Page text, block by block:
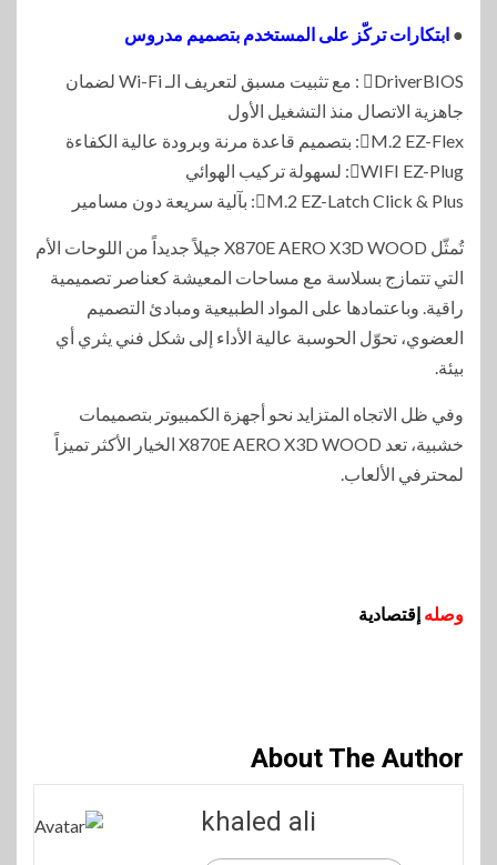
● ابتكارات تركّز على المستخدم بتصميم مدروس
DriverBIOS : مع تثبيت مسبق لتعريف الـ Wi-Fi لضمان
جاهزية الاتصال منذ التشغيل الأول
M.2 EZ-Flex: بتصميم قاعدة مرنة وبرودة عالية الكفاءة
WIFI EZ-Plug: لسهولة تركيب الهوائي
M.2 EZ-Latch Click & Plus: بآلية سريعة دون مسامير
تُمثّل X870E AERO X3D WOOD جيلاً جديداً من اللوحات الأم
التي تتمازج بسلاسة مع مساحات المعيشة كعناصر تصميمية
راقية. وباعتمادها على المواد الطبيعية ومبادئ التصميم
العضوي، تحوّل الحوسبة عالية الأداء إلى شكل فني يثري أي
بيئة.
وفي ظل الاتجاه المتزايد نحو أجهزة الكمبيوتر بتصميمات
خشبية، تعد X870E AERO X3D WOOD الخيار الأكثر تميزاً
لمحترفي الألعاب.
وصله إقتصادية
About The Author
khaled ali